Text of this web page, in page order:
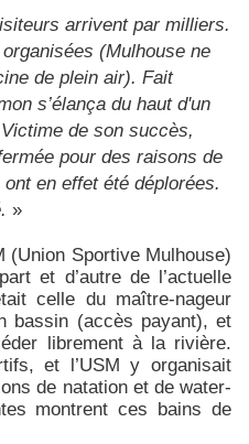
arrivent par milliers.
(Mulhouse ne
de plein air). Fait
s’élança du haut d'un
de son succès,
pour des raisons de
en effet été déplorées.
»
Sportive Mulhouse)
et d’autre de l’actuelle
celle du maître-nageur
bassin (accès payant), et
librement à la rivière.
et l’USM y organisait
de natation et de water-
montrent ces bains de